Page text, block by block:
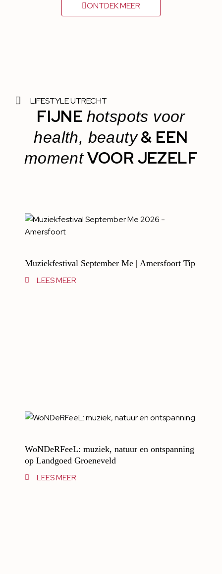
ONTDEK MEER
LIFESTYLE UTRECHT
FIJNE hotspots voor
health, beauty& EEN
momentVOOR JEZELF
Muziekfestival September Me | Amersfoort Tip
LEES MEER
WoNDeRFeeL: muziek, natuur en ontspanning
op Landgoed Groeneveld
LEES MEER